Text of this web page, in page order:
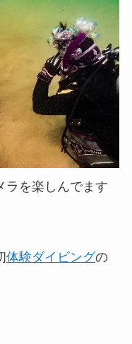
ラを楽しんでます
体験ダイビングの